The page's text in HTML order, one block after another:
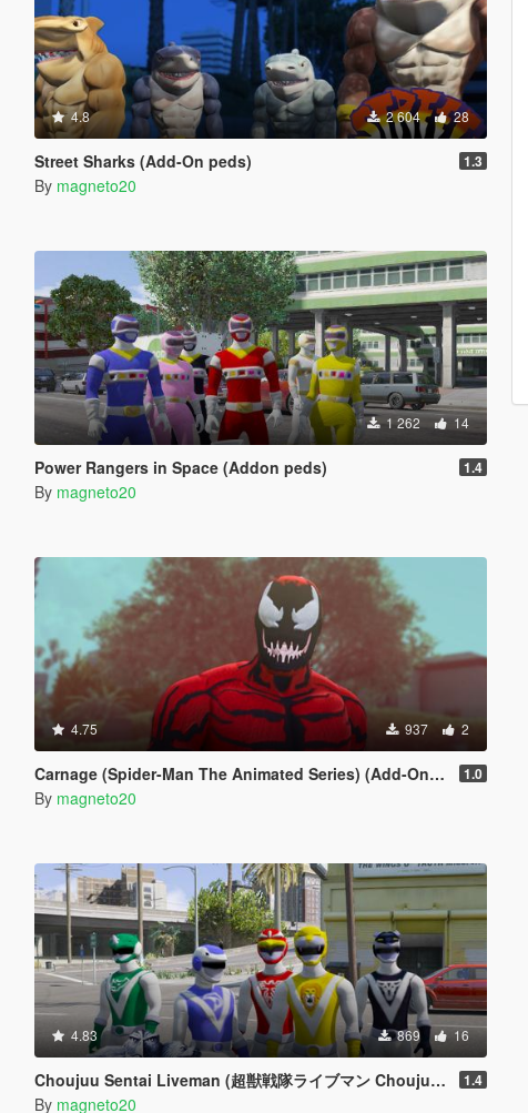
4.8 2 604 28
Street Sharks (Add-On peds) 1.3
By magneto20
1 262 14
Power Rangers in Space (Addon peds) 1.4
By magneto20
4.75 937 2
Carnage (Spider-Man The Animated Series) (Add-On ped) 1.0
By magneto20
4.83 869 16
Choujuu Sentai Liveman (超獣戦隊ライブマン Choujuu Sentai Raibuman) 1.4
By magneto20